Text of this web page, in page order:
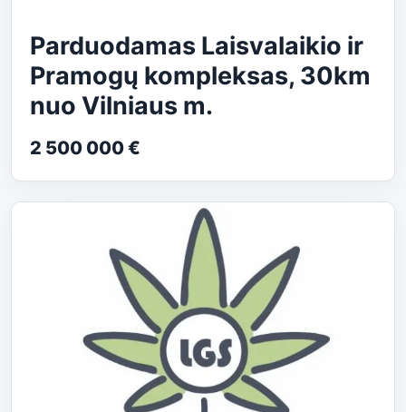
Parduodamas Laisvalaikio ir
Pramogų kompleksas, 30km
nuo Vilniaus m.
2 500 000 €